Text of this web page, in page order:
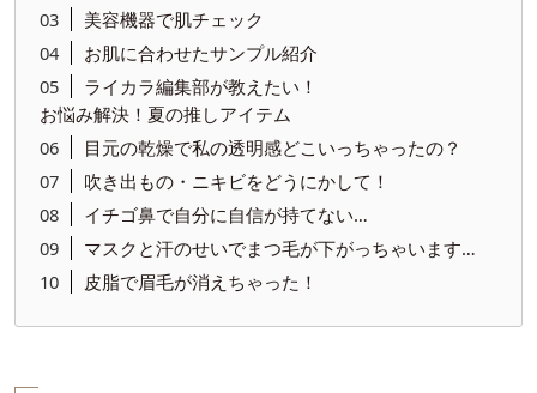
美容機器で肌チェック
お肌に合わせたサンプル紹介
ライカラ編集部が教えたい！
お悩み解決！夏の推しアイテム
目元の乾燥で私の透明感どこいっちゃったの？
吹き出もの・ニキビをどうにかして！
イチゴ鼻で自分に自信が持てない…
マスクと汗のせいでまつ毛が下がっちゃいます…
皮脂で眉毛が消えちゃった！